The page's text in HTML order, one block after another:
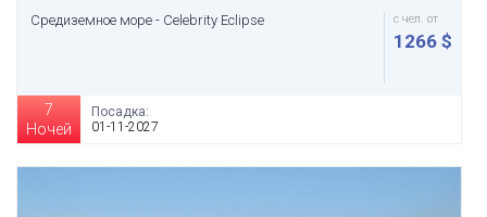
Средиземное море - Celebrity Eclipse с чел. от
1266 $
7
Ночей
Посадка:
01-11-2027